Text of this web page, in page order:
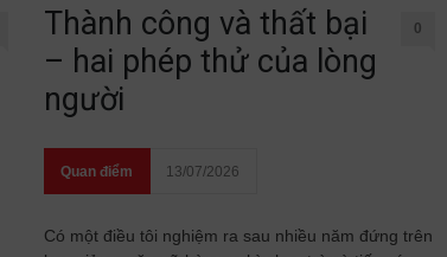
Thành công và thất bại
– hai phép thử của lòng
người
0
Quan điểm 13/07/2026
Có một điều tôi nghiệm ra sau nhiều năm đứng trên